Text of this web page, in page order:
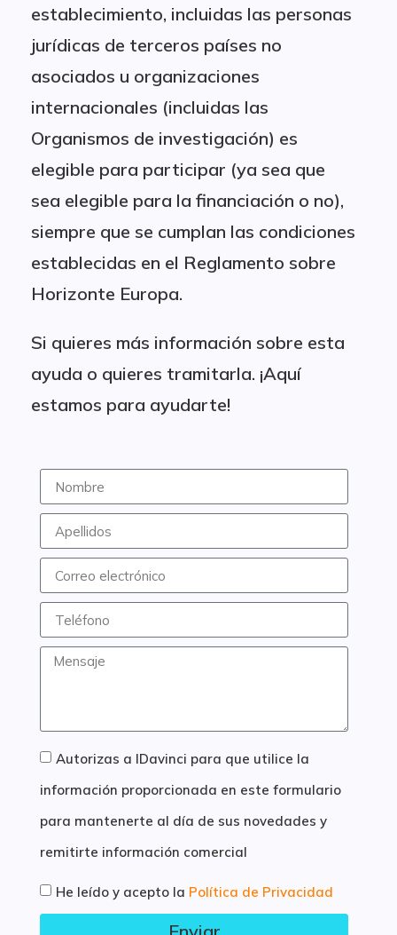
establecimiento, incluidas las personas
jurídicas de terceros países no
asociados u organizaciones
internacionales (incluidas las
Organismos de investigación) es
elegible para participar (ya sea que
sea elegible para la financiación o no),
siempre que se cumplan las condiciones
establecidas en el Reglamento sobre
Horizonte Europa.
Si quieres más información sobre esta
ayuda o quieres tramitarla. ¡Aquí
estamos para ayudarte!
Autorizas a IDavinci para que utilice la
información proporcionada en este formulario
para mantenerte al día de sus novedades y
remitirte información comercial
He leído y acepto la Política de Privacidad